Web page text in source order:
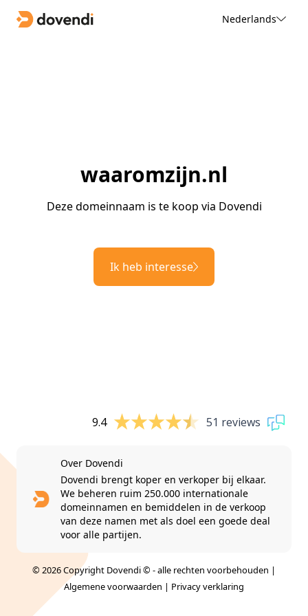
Nederlands
waaromzijn.nl
Deze domeinnaam is te koop via Dovendi
Ik heb interesse
9.4 51 reviews
Over Dovendi
Dovendi brengt koper en verkoper bij elkaar.
We beheren ruim 250.000 internationale
domeinnamen en bemiddelen in de verkoop
van deze namen met als doel een goede deal
voor alle partijen.
© 2026 Copyright Dovendi © - alle rechten voorbehouden |
Algemene voorwaarden | Privacy verklaring